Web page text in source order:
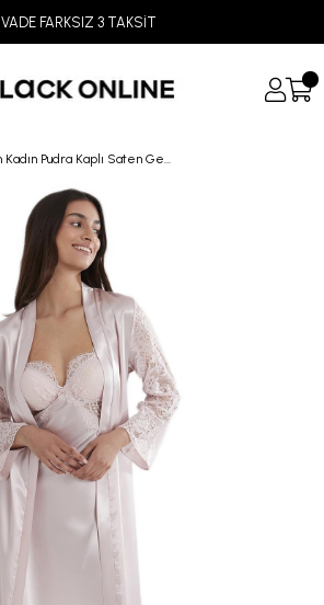
VADE FARKSIZ 3 TAKSİT
Pierre Cardin Kadın Pudra Kaplı Saten Gecelik Sabahlık Takım 4090